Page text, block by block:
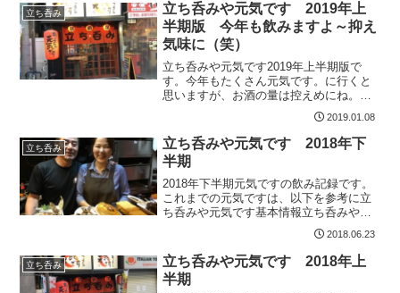
立ち呑み
立ち呑みや元気です 2019年上
半期版 今年も飲みますよ～抑え
気味に（笑）
立ち呑みや元気です2019年上半期版で
す。今年もたくさん元気です。に行くと
思いますが、お酒の量は控えめにね。
2019年下半期はこちら2018年下半期はこ
ちら立ち呑みや元気です基本情報立ち呑
みや元気です宮崎市中央通７−２２ 1F ノ
ムラビル1...
2019.01.08
立ち呑み
立ち呑みや元気です 2018年下
半期
2018年下半期元気ですの飲み記録です。
これまでの元気ですは、以下を参考に立
ち呑みや元気です基本情報立ち呑みや元
気です宮崎市中央通７−２２ 1F ノムラビ
ル17時から営業色んな人と知り合える立
呑屋さん宮崎市一番の立ち飲み屋さんで
す2週間ぶり...
2018.06.23
立ち呑み
立ち呑みや元気です 2018年上
半期